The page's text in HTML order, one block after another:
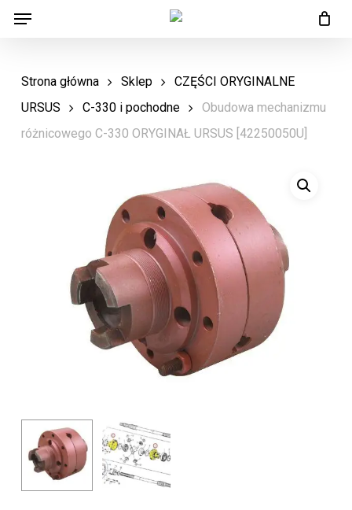
Skip
content
Menu
Strona główna Sklep
CZĘŚCI ORYGINALNE
URSUS
C-330 i pochodne
Obudowa mechanizmu
różnicowego C-330 ORYGINAŁ URSUS [42250050U]
Menu